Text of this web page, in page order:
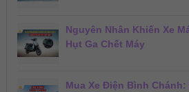
Nguyên Nhân Khiến Xe
Hụt Ga Chết Máy
Mua Xe Điện Bình